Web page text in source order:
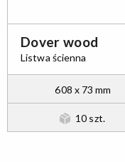
Dover wood
Listwa ścienna
608 x 73 mm
10 szt.